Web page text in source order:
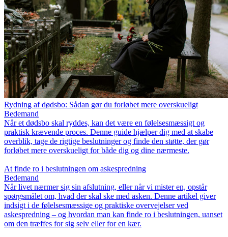
Rydning af dødsbo: Sådan gør du forløbet mere overskueligt
Bedemand
Når et dødsbo skal ryddes, kan det være en følelsesmæssigt og
praktisk krævende proces. Denne guide hjælper dig med at skabe
overblik, tage de rigtige beslutninger og finde den støtte, der gør
forløbet mere overskueligt for både dig og dine nærmeste.
At finde ro i beslutningen om askespredning
Bedemand
Når livet nærmer sig sin afslutning, eller når vi mister en, opstår
spørgsmålet om, hvad der skal ske med asken. Denne artikel giver
indsigt i de følelsesmæssige og praktiske overvejelser ved
askespredning – og hvordan man kan finde ro i beslutningen, uanset
om den træffes for sig selv eller for en kær.